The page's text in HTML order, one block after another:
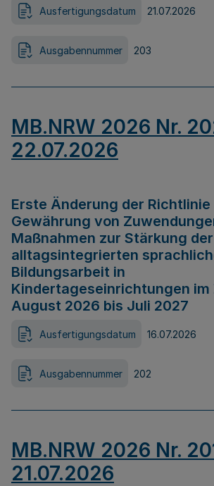
Ausfertigungsdatum 21.07.2026
Ausgabennummer 203
MB.NRW 2026 Nr.
22.07.2026
Erste Änderung der Richtlinie
Gewährung von
Maßnahmen zur Stärkung der
alltagsintegrierten
Bildungsarbeit in
Kindertageseinrichtungen im
August 2026 bis Juli 2027
Ausfertigungsdatum 16.07.2026
Ausgabennummer 202
MB.NRW 2026 Nr.
21.07.2026